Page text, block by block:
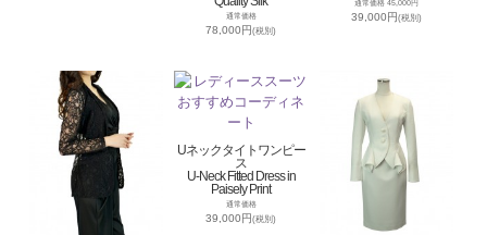
通常価格
78,000円(税別)
通常価格 45,000円
39,000円(税別)
Uネックタイトワンピー
ス
U-Neck Fitted Dress in
Paisely Print
通常価格
39,000円(税別)